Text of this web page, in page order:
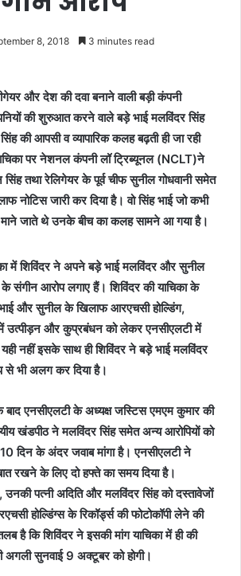
8, 2018 3 minutes read
और देश की दवा बनाने वाली बड़ी कंपनी
की शुरुआत करने वाले बड़े भाई मलविंदर सिंह
की आपसी व व्यापारिक कलह बढ़ती ही जा रही
पर नेशनल कंपनी लॉ ट्रिब्यूनल (NCLT)ने
सिंह तथा रेलिगेयर के पूर्व चीफ सुनील गोधवानी समेत
नोटिस जारी कर दिया है। वो सिंह भाई जो कभी
जाते थे उनके बीच का कलह सामने आ गया है।
में शिविंदर ने अपने बड़े भाई मलविंदर और सुनील
के संगीन आरोप लगाए हैं। शिविंदर की याचिका के
और सुनील के खिलाफ आरएचसी होल्डिंग,
उत्पीड़न और कुप्रबंधन को लेकर एनसीएलटी में
नहीं इसके साथ ही शिविंदर ने बड़े भाई मलविंदर
से भी अलग कर दिया है।
बाद एनसीएलटी के अध्यक्ष जस्टिस एमएम कुमार की
खंडपीठ ने मलविंदर सिंह समेत अन्य आरोपियों को
दिन के अंदर जवाब मांगा है। एनसीएलटी ने
रखने के लिए दो हफ्ते का समय दिया है।
उनकी पत्नी अदिति और मलविंदर सिंह को दस्तावेजों
होल्डिंग्स के रिकॉर्ड्स की फोटोकॉपी लेने की
है कि शिविंदर ने इसकी मांग याचिका में ही की
सुनवाई 9 अक्टूबर को होगी।